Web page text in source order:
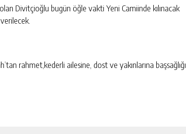
Divitçioğlu bugün öğle vakti Yeni Camiinde kılınacak
rahmet,kederli ailesine, dost ve yakınlarına başsağlığı